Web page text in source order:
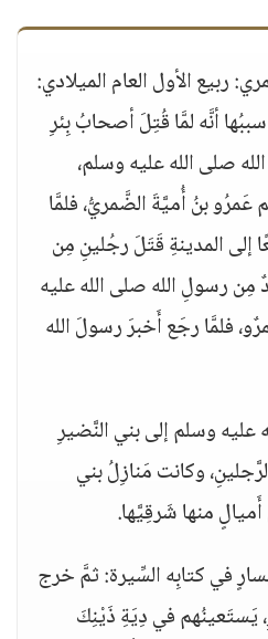
الشهر القمري: ربيع الأول العام الميلادي:
أنَّه لمَّا قُتِلَ أصحابُ بِئرِ
صلى الله عليه وسلم،
عَمرُو بنُ أُميَّةَ الضَّمريُّ، فلمَّا
إلى المدينةِ قَتَلَ رجُلينِ مِن
مِن رسولِ الله صلى الله عليه
فلمَّا رجَع أَخبرَ رسولَ الله
وسلم إلى بني النَّضيرِ
وكانت مَنازِلُ بني
منها شَرقِيَّها.
في كتابِه السِّيرة: ثمَّ خرج
يَستَعينُهم في دِيَةِ ذَيْنِكَ